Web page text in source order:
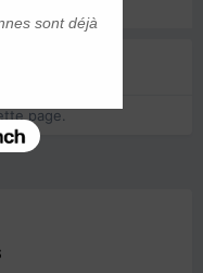
page.